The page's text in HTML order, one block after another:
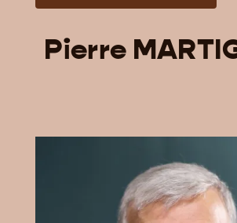
Pierre